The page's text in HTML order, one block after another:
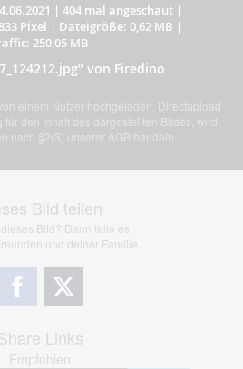
| 404 mal angeschaut |
Pixel | Dateigröße: 0,62 MB |
250,05 MB
von Firedino
einem Nutzer hochgeladen. Directupload
den Inhalt des dargestellten Bildes, wird
nach §2(3) unserer AGB handeln.
Bild teilen
Bild? Dann teile es
und deiner Familie.
Links
Empfohlen